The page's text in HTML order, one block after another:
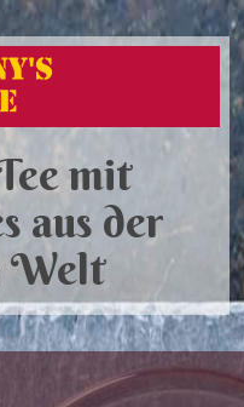
mit
aus der
Welt